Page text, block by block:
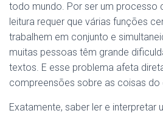
todo mundo. Por ser um processo
leitura requer que várias funções
trabalhem em conjunto e
muitas pessoas têm grande
textos. E esse problema afeta
compreensões sobre as coisas do
Exatamente, saber ler e interpretar